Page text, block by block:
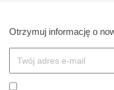
Otrzymuj informację o